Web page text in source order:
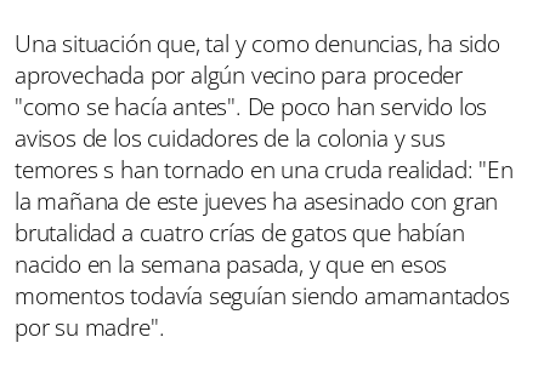
Una situación que, tal y como denuncias, ha sido
aprovechada por algún vecino para proceder
"como se hacía antes". De poco han servido los
avisos de los cuidadores de la colonia y sus
temores s han tornado en una cruda realidad: "En
la mañana de este jueves ha asesinado con gran
brutalidad a cuatro crías de gatos que habían
nacido en la semana pasada, y que en esos
momentos todavía seguían siendo amamantados
por su madre".